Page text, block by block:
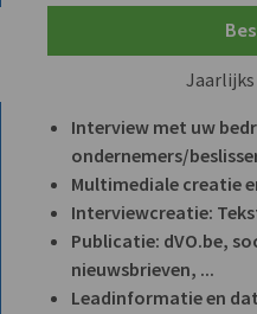
Interview met uw
ondernemers/
Multimediale creatie
Interviewcreatie:
Publicatie: dVO.be,
nieuwsbrieven, ...
Leadinformatie en